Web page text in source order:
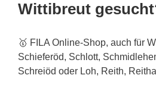
Wittibreut
🥇 FILA Online-Shop, auch für
Schieferöd, Schlott,
Schreiöd oder Loh, Reith,